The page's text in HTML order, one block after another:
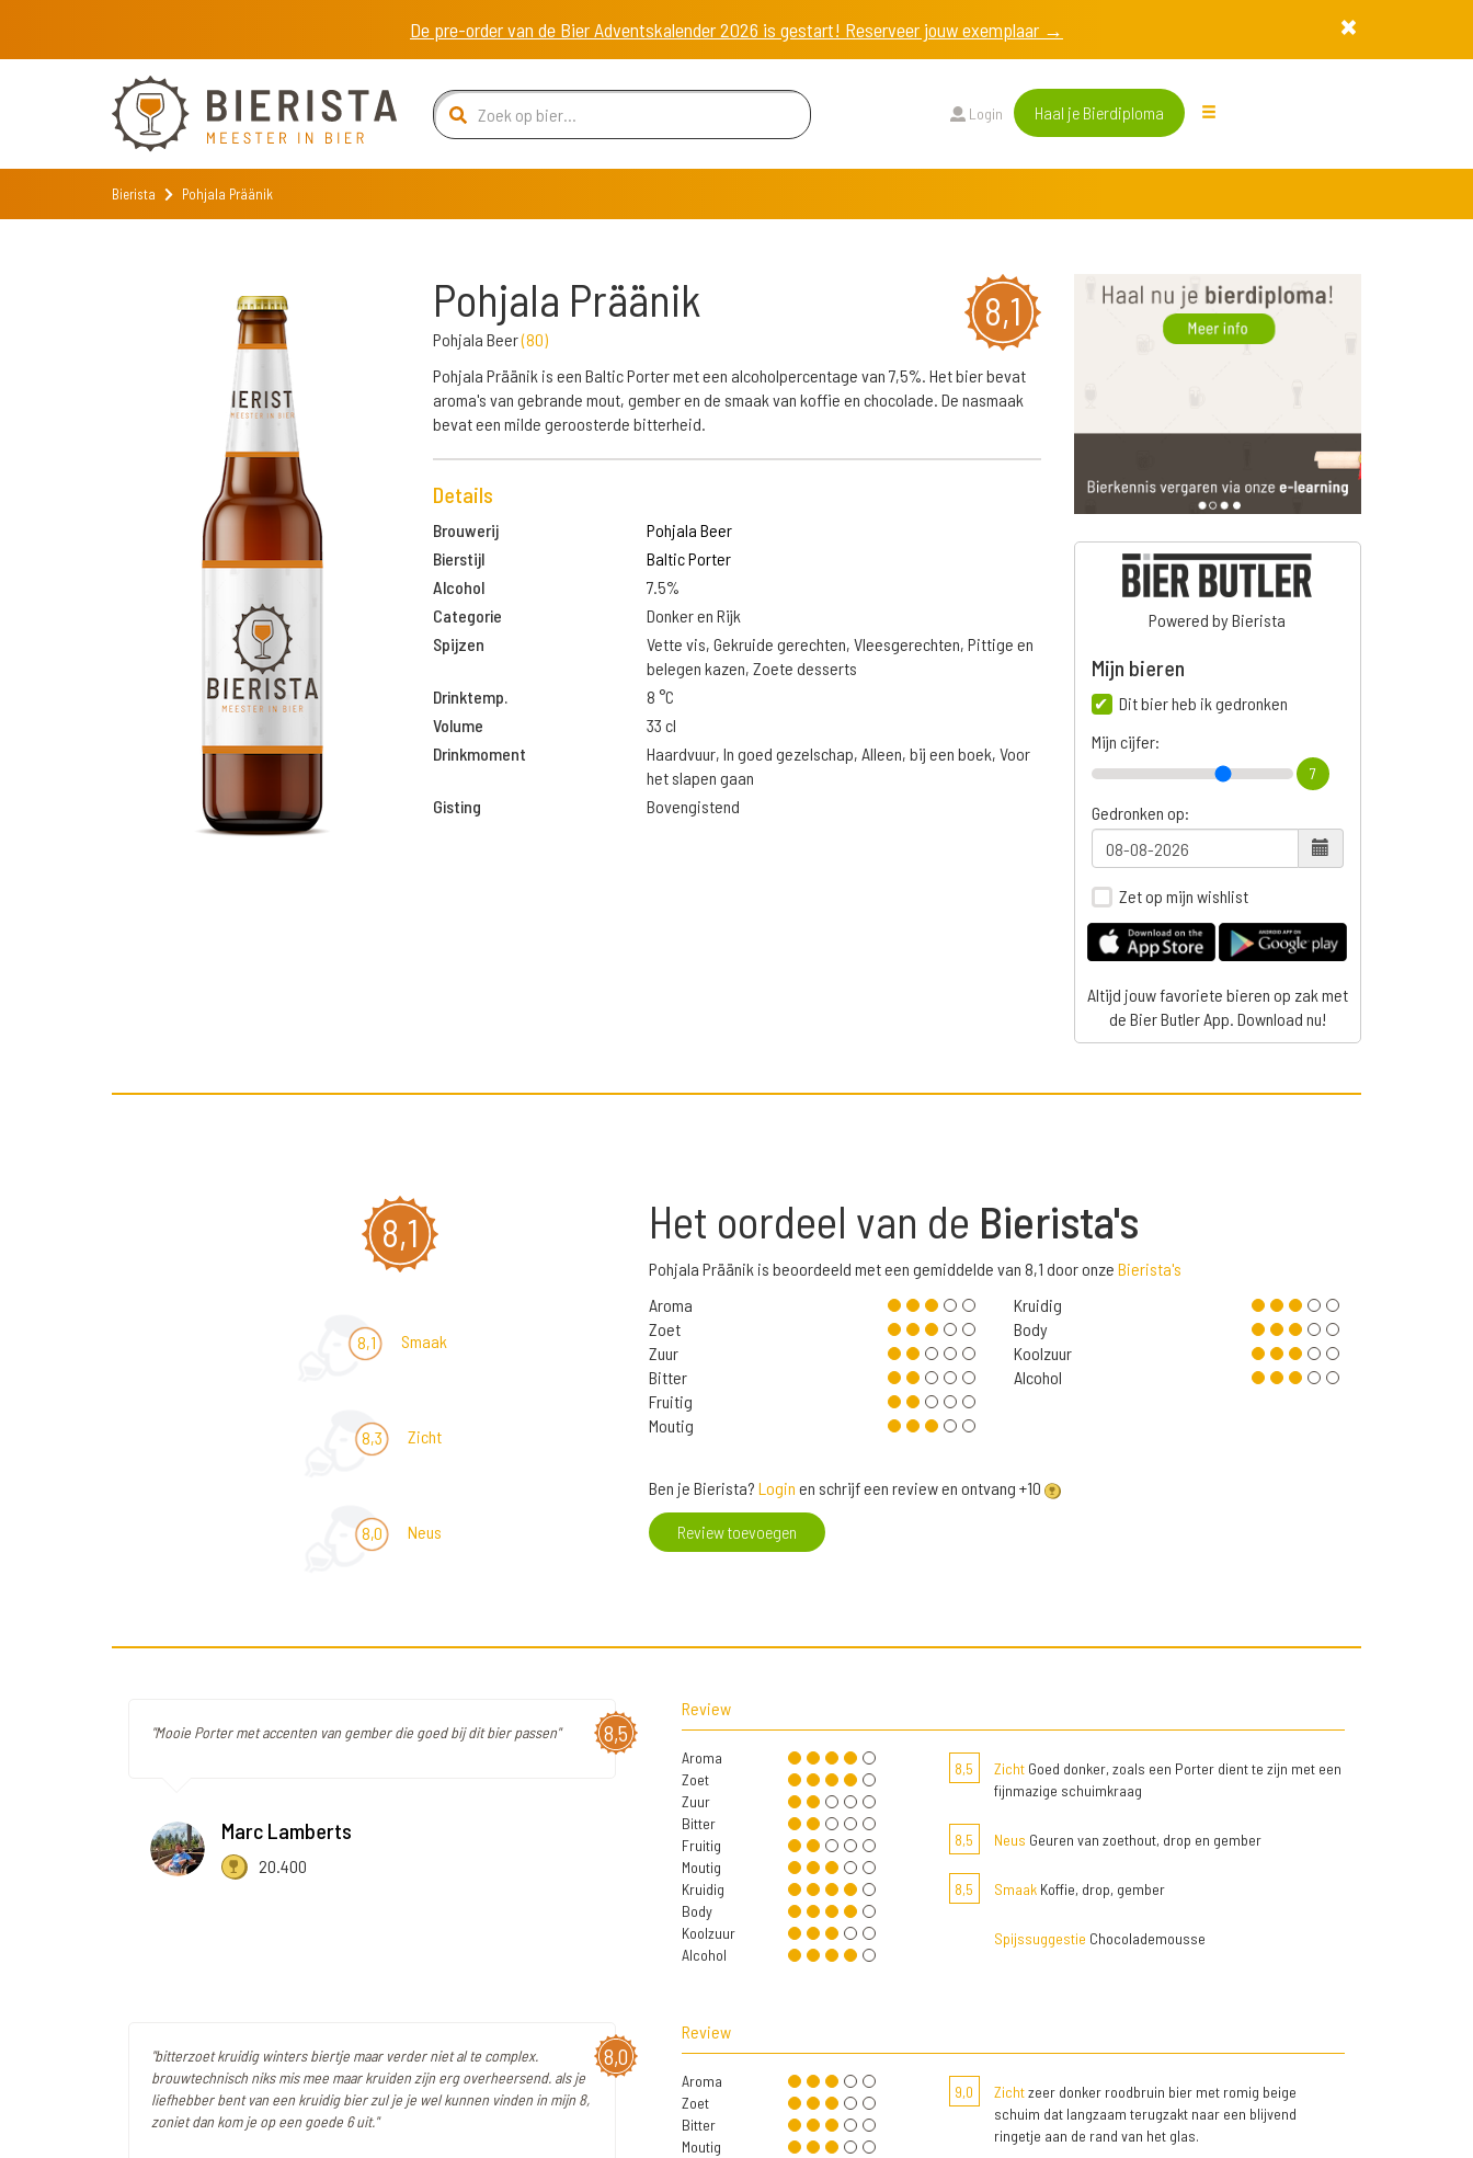
De pre-order van de Bier Adventskalender 2026 is gestart! Reserveer jouw exemplaar →
Login Haal je Bierdiploma
Bierista Pohjala Präänik
8,1
Pohjala Präänik
Pohjala Beer(80)
Pohjala Präänik is een Baltic Porter met een alcoholpercentage van 7,5%. Het bier bevat
aroma's van gebrande mout, gember en de smaak van koffie en chocolade. De nasmaak
bevat een milde geroosterde bitterheid.
Details
Brouwerij
Pohjala Beer
Bierstijl
Baltic Porter
Alcohol
7.5%
Categorie
Donker en Rijk
Spijzen
Vette vis, Gekruide gerechten, Vleesgerechten, Pittige en
belegen kazen, Zoete desserts
Drinktemp.
8 °C
Volume
33 cl
Drinkmoment
Haardvuur, In goed gezelschap, Alleen, bij een boek, Voor
het slapen gaan
Gisting
Bovengistend
Powered by Bierista
Mijn bieren
Dit bier heb ik gedronken
Mijn cijfer:
7
Gedronken op:
Zet op mijn wishlist
Altijd jouw favoriete bieren op zak met
de Bier Butler App. Download nu!
8,1
8,1 Smaak
8,3 Zicht
8,0 Neus
Het oordeel van de Bierista's
Pohjala Präänik is beoordeeld met een gemiddelde van 8,1 door onze Bierista's
Aroma
Zoet
Zuur
Bitter
Fruitig
Moutig
Kruidig
Body
Koolzuur
Alcohol
Ben je Bierista? Login en schrijf een review en ontvang +10
Review toevoegen
8,5
"Mooie Porter met accenten van gember die goed bij dit bier passen"
Marc Lamberts
20.400
Review
Aroma
Zoet
Zuur
Bitter
Fruitig
Moutig
Kruidig
Body
Koolzuur
Alcohol
8,5 ZichtGoed donker, zoals een Porter dient te zijn met een
fijnmazige schuimkraag
8,5 Neus Geuren van zoethout, drop en gember
8,5 SmaakKoffie, drop, gember
Spijssuggestie Chocolademousse
8,0
"bitterzoet kruidig winters biertje maar verder niet al te complex.
brouwtechnisch niks mis mee maar kruiden zijn erg overheersend. als je
liefhebber bent van een kruidig bier zul je je wel kunnen vinden in mijn 8,
zoniet dan kom je op een goede 6 uit."
Review
Aroma
Zoet
Bitter
Moutig
9,0 Zichtzeer donker roodbruin bier met romig beige
schuim dat langzaam terugzakt naar een blijvend
ringetje aan de rand van het glas.